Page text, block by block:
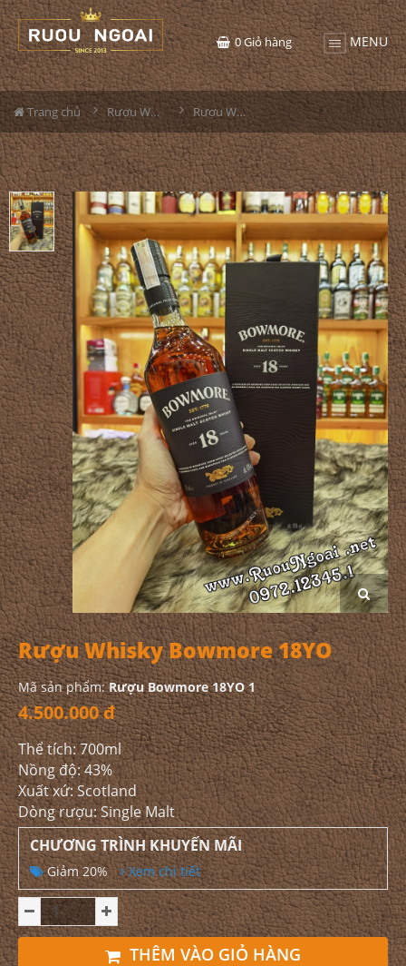
MENU
0Giỏ hàng
Trang chủ Rượu Whisky Rượu Whisky Bowmore 18YO
Rượu Whisky Bowmore 18YO
Mã sản phẩm:Rượu Bowmore 18YO 1
4.500.000 đ
Thể tích: 700ml
Nồng độ: 43%
Xuất xứ: Scotland
Dòng rượu: Single Malt
CHƯƠNG TRÌNH KHUYẾN MÃI
Giảm 20% Xem chi tiết
THÊM VÀO GIỎ HÀNG